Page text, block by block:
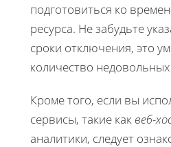
подготовиться ко
ресурса. Не забудьте
сроки отключения, это
количество
Кроме того, если вы
сервисы, такие как веб-
аналитики, следует